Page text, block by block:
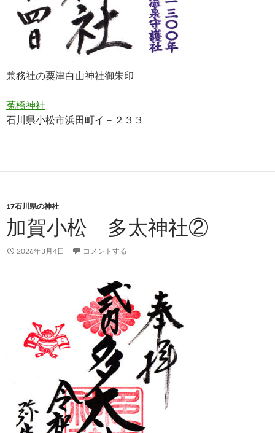
兼務社の粟津白山神社御朱印
菟橋神社
石川県小松市浜田町イ－２３３
17石川県の神社
加賀小松 多太神社②
2026年3月4日 コメントする